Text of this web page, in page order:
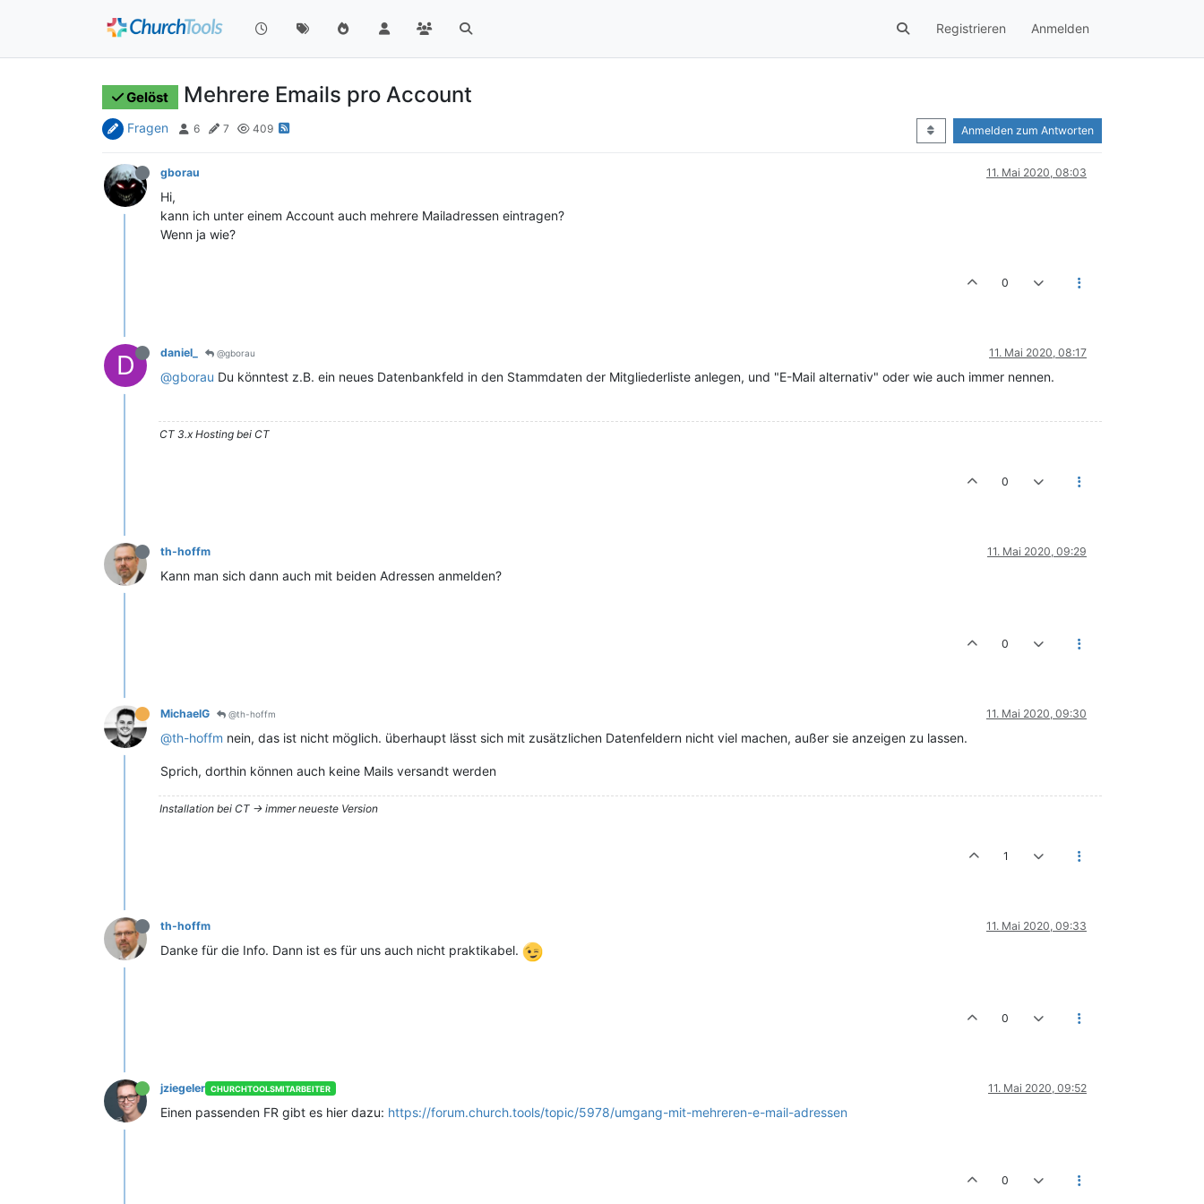
Registrieren Anmelden
Gelöst Mehrere Emails pro Account
Fragen 6 7 409 Anmelden zum Antworten
gborau 11. Mai 2020, 08:03
Hi,
kann ich unter einem Account auch mehrere Mailadressen eintragen?
Wenn ja wie?
0
D daniel_ @gborau 11. Mai 2020, 08:17
@gborau Du könntest z.B. ein neues Datenbankfeld in den Stammdaten der Mitgliederliste anlegen, und "E-Mail alternativ" oder wie auch immer nennen.
CT 3.x Hosting bei CT
0
th-hoffm 11. Mai 2020, 09:29
Kann man sich dann auch mit beiden Adressen anmelden?
0
MichaelG @th-hoffm 11. Mai 2020, 09:30
@th-hoffm nein, das ist nicht möglich. überhaupt lässt sich mit zusätzlichen Datenfeldern nicht viel machen, außer sie anzeigen zu lassen.
Sprich, dorthin können auch keine Mails versandt werden
Installation bei CT -> immer neueste Version
1
th-hoffm 11. Mai 2020, 09:33
Danke für die Info. Dann ist es für uns auch nicht praktikabel.
0
jziegeler CHURCHTOOLSMITARBEITER 11. Mai 2020, 09:52
Einen passenden FR gibt es hier dazu: https://forum.church.tools/topic/5978/umgang-mit-mehreren-e-mail-adressen
0